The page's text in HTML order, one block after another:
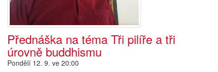
Přednáška na téma Tři pilíře a tři
úrovně buddhismu
Pondělí 12. 9. ve 20:00